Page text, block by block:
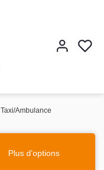
Taxi/Ambulance
Plus d'options